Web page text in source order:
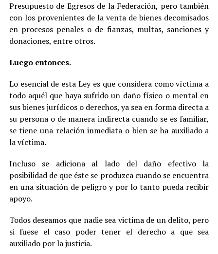
Presupuesto de Egresos de la Federación, pero también
con los provenientes de la venta de bienes decomisados
en procesos penales o de fianzas, multas, sanciones y
donaciones, entre otros.
Luego entonces.
Lo esencial de esta Ley es que considera como víctima a
todo aquél que haya sufrido un daño físico o mental en
sus bienes jurídicos o derechos, ya sea en forma directa a
su persona o de manera indirecta cuando se es familiar,
se tiene una relación inmediata o bien se ha auxiliado a
la víctima.
Incluso se adiciona al lado del daño efectivo la
posibilidad de que éste se produzca cuando se encuentra
en una situación de peligro y por lo tanto pueda recibir
apoyo.
Todos deseamos que nadie sea victima de un delito, pero
si fuese el caso poder tener el derecho a que sea
auxiliado por la justicia.